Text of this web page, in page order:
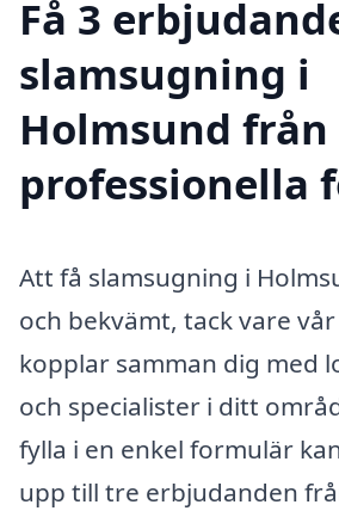
Få 3
slamsugning i
Holmsund från
professionella
Att få slamsugning i
och bekvämt, tack vare
kopplar samman dig med
och specialister i ditt
fylla i en enkel formulär
upp till tre erbjudanden